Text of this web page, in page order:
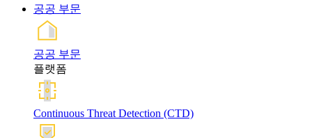
공공 부문
공공 부문
플랫폼
Continuous Threat Detection (CTD)